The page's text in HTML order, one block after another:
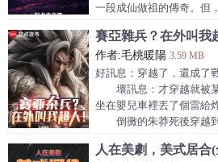
大師，我悟了！
局最終吃雞的庫洛洛帶領
乘風起航！
一段成仙做祖的傳奇。但
賽亞雜兵？在外叫我
作者:毛桃暖陽 3.59 MB
好訊息：穿越了，還成了
壞訊息：才穿越就被某
坐在嬰兒車裡丟了個雷給
倒黴的朱莽死後穿越到
雖然只有1000戰鬥力，
人在美劇，美式居合